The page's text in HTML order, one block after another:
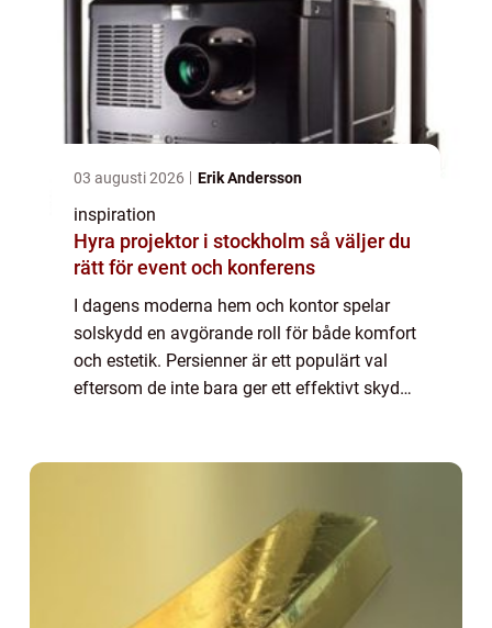
03 augusti 2026 Erik Andersson
inspiration
Hyra projektor i stockholm så väljer du
rätt för event och konferens
I dagens moderna hem och kontor spelar
solskydd en avgörande roll för både komfort
och estetik. Persienner är ett populärt val
eftersom de inte bara ger ett effektivt skydd